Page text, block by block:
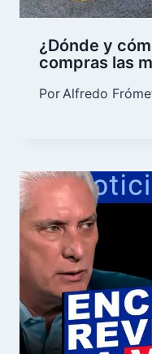
¿Dónde y
compras las
PorAlfredo